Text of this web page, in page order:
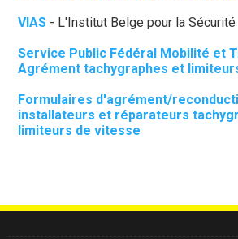
VIAS - L'Institut Belge pour la Sécurité
Service Public Fédéral Mobilité et
Agrément tachygraphes et
Formulaires d'agrément/
installateurs et réparateurs
limiteurs de vitesse